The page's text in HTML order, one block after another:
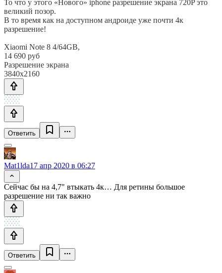
То что у этого «Нового» iphone разрешение экрана 720P это
великий позор.
В то время как на доступном андроиде уже почти 4к
разрешение!
Xiaomi Note 8 4/64GB,
14 690 руб
Разрешение экрана
3840x2160
Ответить
Mat1lda17 апр 2020 в 06:27
Сейчас бы на 4,7" втыкать 4к… Для ретины большое
разрешение ни так важно
Ответить